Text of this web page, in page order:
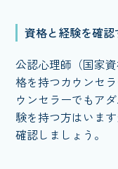
資格と経験を確認
公認心理師（国家
格を持つカウンセ
ウンセラーでもア
験を持つ方はいま
確認しましょう。